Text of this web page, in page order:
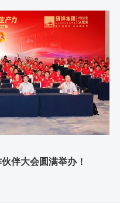
伴大会圆满举办！